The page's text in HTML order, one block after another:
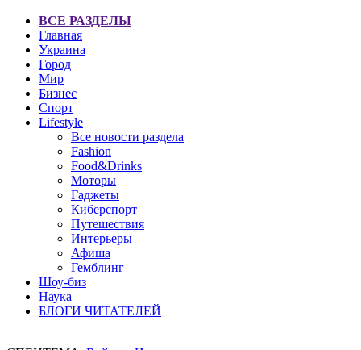
ВСЕ РАЗДЕЛЫ
Главная
Украина
Город
Мир
Бизнес
Спорт
Lifestyle
Все новости раздела
Fashion
Food&Drinks
Моторы
Гаджеты
Киберспорт
Путешествия
Интерьеры
Афиша
Гемблинг
Шоу-биз
Наука
БЛОГИ ЧИТАТЕЛЕЙ